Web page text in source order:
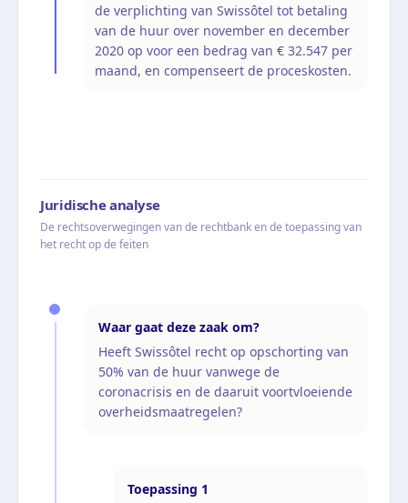
de verplichting van Swissôtel tot betaling
van de huur over november en december
2020 op voor een bedrag van € 32.547 per
maand, en compenseert de proceskosten.
Juridische analyse
De rechtsoverwegingen van de rechtbank en de toepassing van
het recht op de feiten
Waar gaat deze zaak om?
Heeft Swissôtel recht op opschorting van
50% van de huur vanwege de
coronacrisis en de daaruit voortvloeiende
overheidsmaatregelen?
Toepassing 1